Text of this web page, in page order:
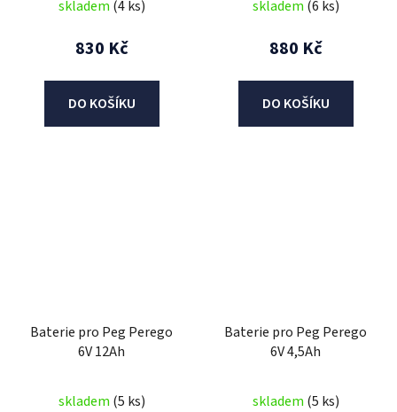
skladem (4 ks)
830 Kč
DO KOŠÍKU
skladem (6 ks)
880 Kč
DO KOŠÍKU
Baterie pro Peg Perego
6V 12Ah
skladem (5 ks)
Baterie pro Peg Perego
6V 4,5Ah
skladem (5 ks)